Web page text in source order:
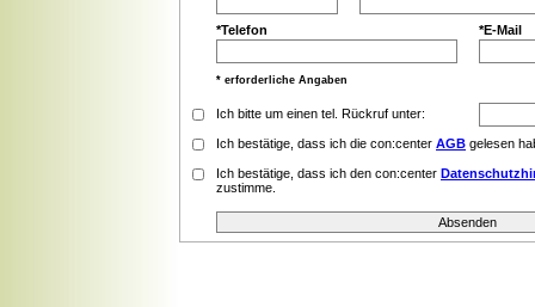
*Telefon *E-Mail
* erforderliche Angaben
Ich bitte um einen tel. Rückruf unter:
Ich bestätige, dass ich die con:center AGB gelesen
Ich bestätige, dass ich den con:center
zustimme.